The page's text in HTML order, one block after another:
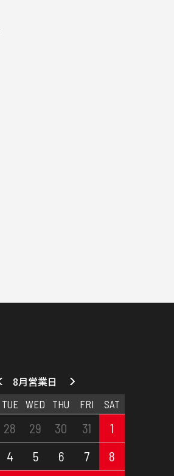
8月営業日
TUE WED THU FRI SAT
28 29 30 31
1
4 5 6 7 8